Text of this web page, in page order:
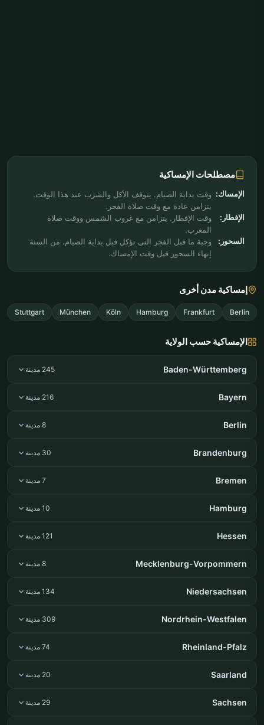
مصطلحات الإمساكية
الإمساك: وقت بداية الصيام. يتوقف الأكل والشرب عند هذا الوقت.
يتزامن عادة مع وقت صلاة الفجر.
الإفطار:
وقت الإفطار. يتزامن مع غروب الشمس ووقت صلاة
المغرب.
السحور:
وجبة ما قبل الفجر التي تؤكل قبل بداية الصيام. من السنة
إنهاء السحور قبل وقت الإمساك.
إمساكية مدن أخرى
Berlin
Frankfurt
Hamburg
Köln
München
Stuttgart
الإمساكية حسب الولاية
Baden-Württemberg 245 مدينة
Bayern 216 مدينة
Berlin 8 مدينة
Brandenburg 30 مدينة
Bremen 7 مدينة
Hamburg 10 مدينة
Hessen 121 مدينة
Mecklenburg-Vorpommern 8 مدينة
Niedersachsen 134 مدينة
Nordrhein-Westfalen 309 مدينة
Rheinland-Pfalz 74 مدينة
Saarland 20 مدينة
Sachsen 29 مدينة